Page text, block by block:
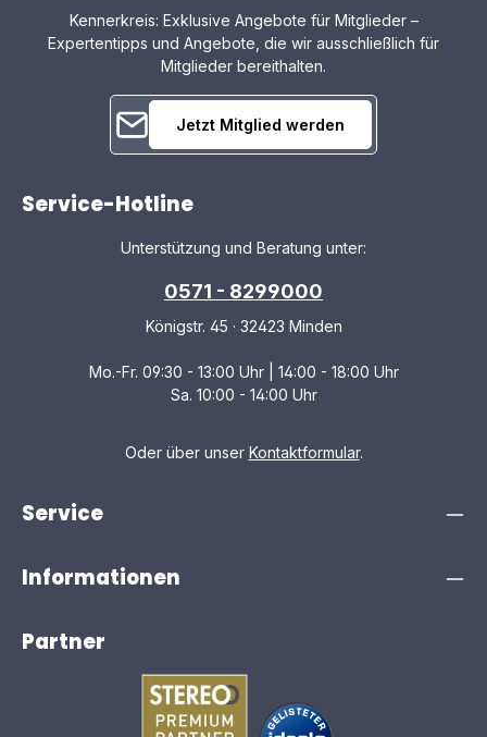
Kennerkreis: Exklusive Angebote für Mitglieder –
Expertentipps und Angebote, die wir ausschließlich für
Mitglieder bereithalten.
Jetzt Mitglied werden
Service-Hotline
Unterstützung und Beratung unter:
0571 - 8299000
Königstr. 45 · 32423 Minden
Mo.-Fr. 09:30 - 13:00 Uhr | 14:00 - 18:00 Uhr
Sa. 10:00 - 14:00 Uhr
Oder über unser Kontaktformular.
Service
Informationen
Partner